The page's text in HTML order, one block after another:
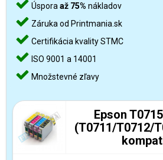
Úspora až 75% nákladov
Záruka od Printmania.sk
Certifikácia kvality STMC
ISO 9001 a 14001
Množstevné zľavy
Epson
(T0711/T0712/